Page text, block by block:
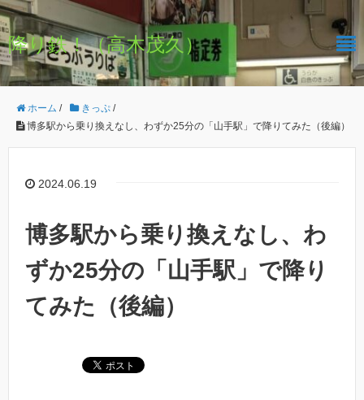
降り鉄！（高木茂久）
ホーム / きっぷ /
博多駅から乗り換えなし、わずか25分の「山手駅」で降りてみた（後編）
2024.06.19
博多駅から乗り換えなし、わ
ずか25分の「山手駅」で降り
てみた（後編）